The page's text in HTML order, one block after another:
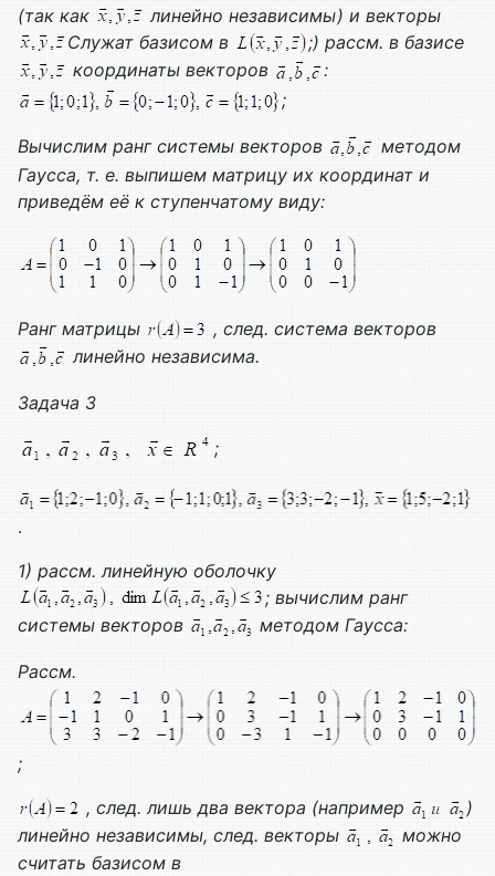
(так как
линейно независимы) и векторы
Служат базисом в
;) рассм. в базисе
координаты векторов
:
;
Вычислим ранг системы векторов
методом
Гаусса, т. е. выпишем матрицу их координат и
приведём её к ступенчатому виду:
Ранг матрицы
, след. система векторов
линейно независима.
Задача 3
;
.
1) рассм. линейную оболочку
; вычислим ранг
системы векторов
методом Гаусса:
Рассм.
;
, след. лишь два вектора (например
)
линейно независимы, след. векторы
можно
считать базисом в